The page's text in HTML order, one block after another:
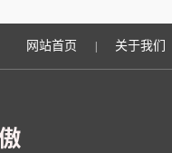
网站首页 关于我们